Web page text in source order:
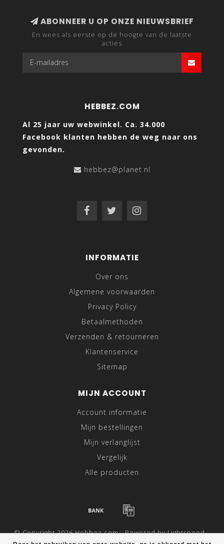
ABONNEER U OP ONZE NIEUWSBRIEF
En wees als eerste op de hoogte van de laatste
acties
HEBBEZ.COM
Al 25 jaar uw webwinkel. Ca. 34.000
Facebook klanten hebben de weg naar ons
gevonden.
hebbez@planet.nl
INFORMATIE
Over ons
Algemene voorwaarden
Privacy Policy
Betaalmethoden
Verzenden & retourneren
Klantenservice
Sitemap
MIJN ACCOUNT
Account informatie
Mijn bestellingen
Mijn verlanglijst
Vergelijk
Alle producten
© Copyright 2026 Hebbez.com - Powered byLightspeed-